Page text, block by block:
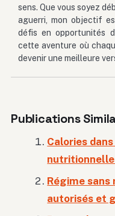
sens. Que vous soyez
aguerri, mon objectif
défis en opportunités
cette aventure où
devenir une meilleure
Publications
Calories
Régime
autorisés et